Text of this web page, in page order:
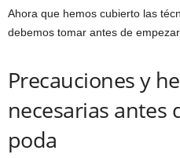
Ahora que hemos cubierto las
debemos tomar antes de
Precauciones y
necesarias antes
poda